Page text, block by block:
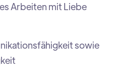
Arbeiten mit Liebe
sowie